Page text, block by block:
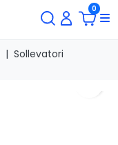
0
Sollevatori